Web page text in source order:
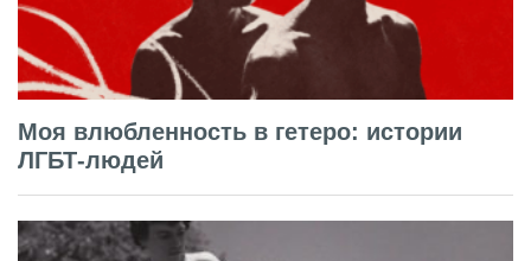
Моя влюбленность в гетеро: истории
ЛГБТ-людей